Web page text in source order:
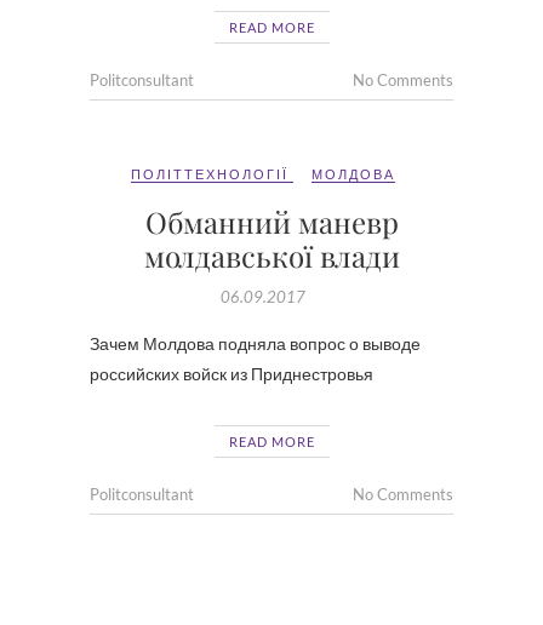
READ MORE
Politconsultant No Comments
ПОЛІТТЕХНОЛОГІЇ МОЛДОВА
Обманний маневр
молдавської влади
06.09.2017
Зачем Молдова подняла вопрос о выводе
российских войск из Приднестровья
READ MORE
Politconsultant No Comments